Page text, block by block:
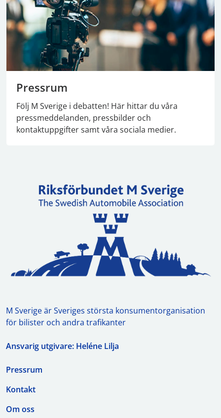
Pressrum
Följ M Sverige i debatten! Här hittar du våra
pressmeddelanden, pressbilder och
kontaktuppgifter samt våra sociala medier.
M Sverige är Sveriges största konsumentorganisation
för bilister och andra trafikanter
Ansvarig utgivare: Heléne Lilja
Pressrum
Kontakt
Om oss